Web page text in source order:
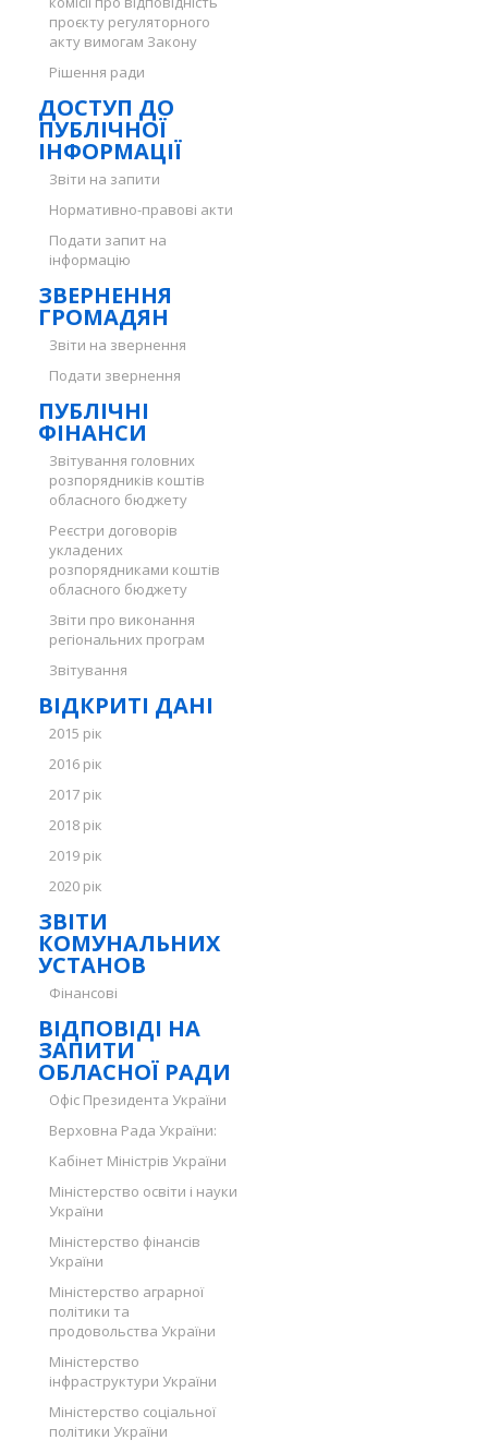
проєкту регуляторного
акту вимогам Закону
Рішення ради
ДОСТУП ДО
ПУБЛІЧНОЇ
ІНФОРМАЦІЇ
Звіти на запити
Нормативно-правові акти
Подати запит на
інформацію
ЗВЕРНЕННЯ
ГРОМАДЯН
Звіти на звернення
Подати звернення
ПУБЛІЧНІ
ФІНАНСИ
Звітування головних
розпорядників коштів
обласного бюджету
Реєстри договорів
укладених
розпорядниками коштів
обласного бюджету
Звіти про виконання
регіональних програм
Звітування
ВІДКРИТІ ДАНІ
2015 рік
2016 рік
2017 рік
2018 рік
2019 рік
2020 рік
ЗВІТИ
КОМУНАЛЬНИХ
УСТАНОВ
Фінансові
ВІДПОВІДІ НА
ЗАПИТИ
ОБЛАСНОЇ РАДИ
Офіс Президента України
Верховна Рада України:
Кабінет Міністрів України
Міністерство освіти і науки
України
Міністерство фінансів
України
Міністерство аграрної
політики та
продовольства України
Міністерство
інфраструктури України
Міністерство соціальної
політики України